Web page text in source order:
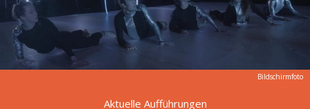
Bildschirmfoto
Aktuelle Aufführungen